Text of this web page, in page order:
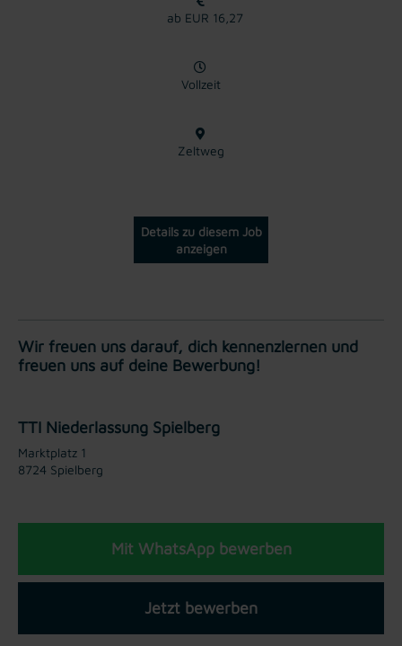
ab EUR 16,27
Vollzeit
Zeltweg
Details zu diesem Job
anzeigen
Wir freuen uns darauf, dich kennenzlernen und
freuen uns auf deine Bewerbung!
TTI Niederlassung Spielberg
Marktplatz 1
8724 Spielberg
Mit WhatsApp bewerben
Jetzt bewerben